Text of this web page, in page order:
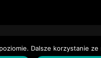
Dalsze korzystanie